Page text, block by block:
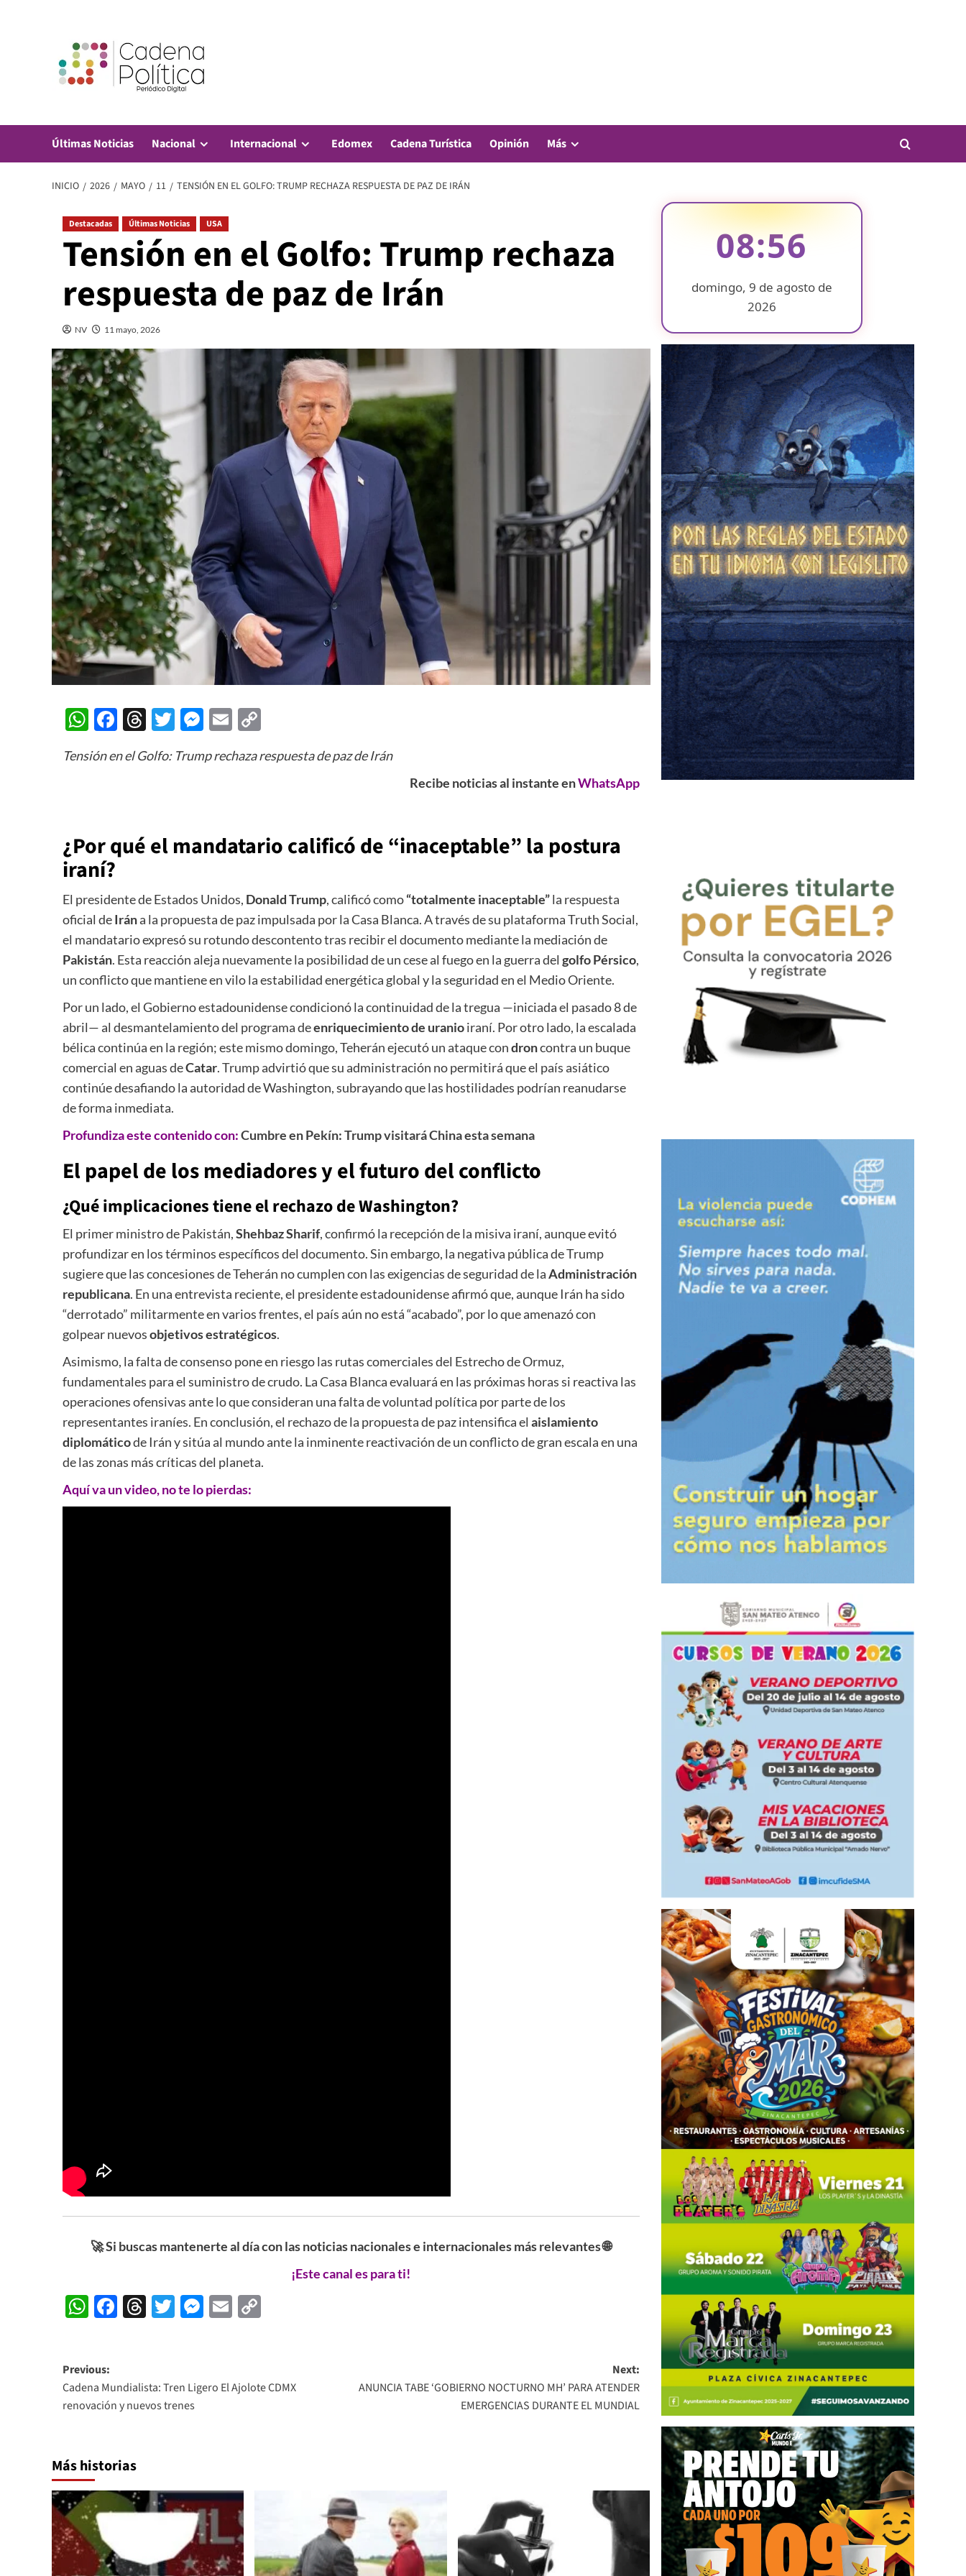
Últimas Noticias Nacional Internacional Edomex Cadena Turística Opinión Más
INICIO 2026 MAYO 11 TENSIÓN EN EL GOLFO: TRUMP RECHAZA RESPUESTA DE PAZ DE IRÁN
Destacadas Últimas Noticias USA
Tensión en el Golfo: Trump rechaza
respuesta de paz de Irán
NV 11 mayo, 2026
WhatsApp
Facebook
Threads
Twitter
Messenger
Email
Tensión en el Golfo: Trump rechaza respuesta de paz de Irán
Recibe noticias al instante enWhatsApp
¿Por qué el mandatario calificó de “inaceptable” la postura
iraní?
El presidente de Estados Unidos, Donald Trump, calificó como“totalmente inaceptable”la respuesta
oficial deIrána la propuesta de paz impulsada por la Casa Blanca. A través de su plataforma Truth Social,
el mandatario expresó su rotundo descontento tras recibir el documento mediante la mediación de
Pakistán. Esta reacción aleja nuevamente la posibilidad de un cese al fuego en la guerra del golfo Pérsico,
un conflicto que mantiene en vilo la estabilidad energética global y la seguridad en el Medio Oriente.
Por un lado, el Gobierno estadounidense condicionó la continuidad de la tregua —iniciada el pasado 8 de
abril— al desmantelamiento del programa deenriquecimiento de uranioiraní. Por otro lado, la escalada
bélica continúa en la región; este mismo domingo, Teherán ejecutó un ataque condroncontra un buque
comercial en aguas deCatar. Trump advirtió que su administración no permitirá que el país asiático
continúe desafiando la autoridad de Washington, subrayando que las hostilidades podrían reanudarse
de forma inmediata.
Profundiza este contenido con:Cumbre en Pekín: Trump visitará China esta semana
El papel de los mediadores y el futuro del conflicto
¿Qué implicaciones tiene el rechazo de Washington?
El primer ministro de Pakistán,Shehbaz Sharif, confirmó la recepción de la misiva iraní, aunque evitó
profundizar en los términos específicos del documento. Sin embargo, la negativa pública de Trump
sugiere que las concesiones de Teherán no cumplen con las exigencias de seguridad de laAdministración
republicana. En una entrevista reciente, el presidente estadounidense afirmó que, aunque Irán ha sido
“derrotado” militarmente en varios frentes, el país aún no está “acabado”, por lo que amenazó con
golpear nuevosobjetivos estratégicos.
Asimismo, la falta de consenso pone en riesgo las rutas comerciales del Estrecho de Ormuz,
fundamentales para el suministro de crudo. La Casa Blanca evaluará en las próximas horas si reactiva las
operaciones ofensivas ante lo que consideran una falta de voluntad política por parte de los
representantes iraníes. En conclusión, el rechazo de la propuesta de paz intensifica el aislamiento
diplomáticode Irán y sitúa al mundo ante la inminente reactivación de un conflicto de gran escala en una
de las zonas más críticas del planeta.
Aquí va un video, no te lo pierdas:
🚀 Si buscas mantenerte al día con las noticias nacionales e internacionales más relevantes 🌐
¡Este canal es para ti!
WhatsApp
Facebook
Threads
Twitter
Messenger
Email
Post
navigation
Previous:
Cadena Mundialista: Tren Ligero El Ajolote CDMX
renovación y nuevos trenes
Next:
ANUNCIA TABE ‘GOBIERNO NOCTURNO MH’ PARA ATENDER
EMERGENCIAS DURANTE EL MUNDIAL
Más historias
08:56
domingo, 9 de agosto de
2026
❄
❄
❄
❄
❄
❄
❄
❄